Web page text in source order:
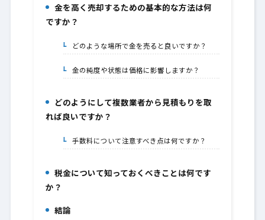
金を高く売却するための基本的な方法は何
ですか？
5-1.どのような場所で金を売ると良いですか？
5-2.金の純度や状態は価格に影響しますか？
どのようにして複数業者から見積もりを取
れば良いですか？
6-1.手数料について注意すべき点は何ですか？
7.税金について知っておくべきことは何です
か？
8.結論